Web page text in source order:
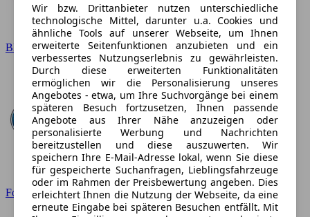
BMW
Ford
Wir bzw. Drittanbieter nutzen unterschiedliche
technologische Mittel, darunter u.a. Cookies und
ähnliche Tools auf unserer Webseite, um Ihnen
erweiterte Seitenfunktionen anzubieten und ein
verbessertes Nutzungserlebnis zu gewährleisten.
Durch diese erweiterten Funktionalitäten
ermöglichen wir die Personalisierung unseres
Angebotes - etwa, um Ihre Suchvorgänge bei einem
späteren Besuch fortzusetzen, Ihnen passende
Angebote aus Ihrer Nähe anzuzeigen oder
personalisierte Werbung und Nachrichten
bereitzustellen und diese auszuwerten. Wir
speichern Ihre E-Mail-Adresse lokal, wenn Sie diese
für gespeicherte Suchanfragen, Lieblingsfahrzeuge
oder im Rahmen der Preisbewertung angeben. Dies
erleichtert Ihnen die Nutzung der Webseite, da eine
erneute Eingabe bei späteren Besuchen entfällt. Mit